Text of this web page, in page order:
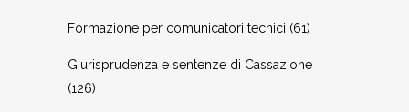
Formazione per comunicatori tecnici (61)
Giurisprudenza e sentenze di Cassazione
(126)